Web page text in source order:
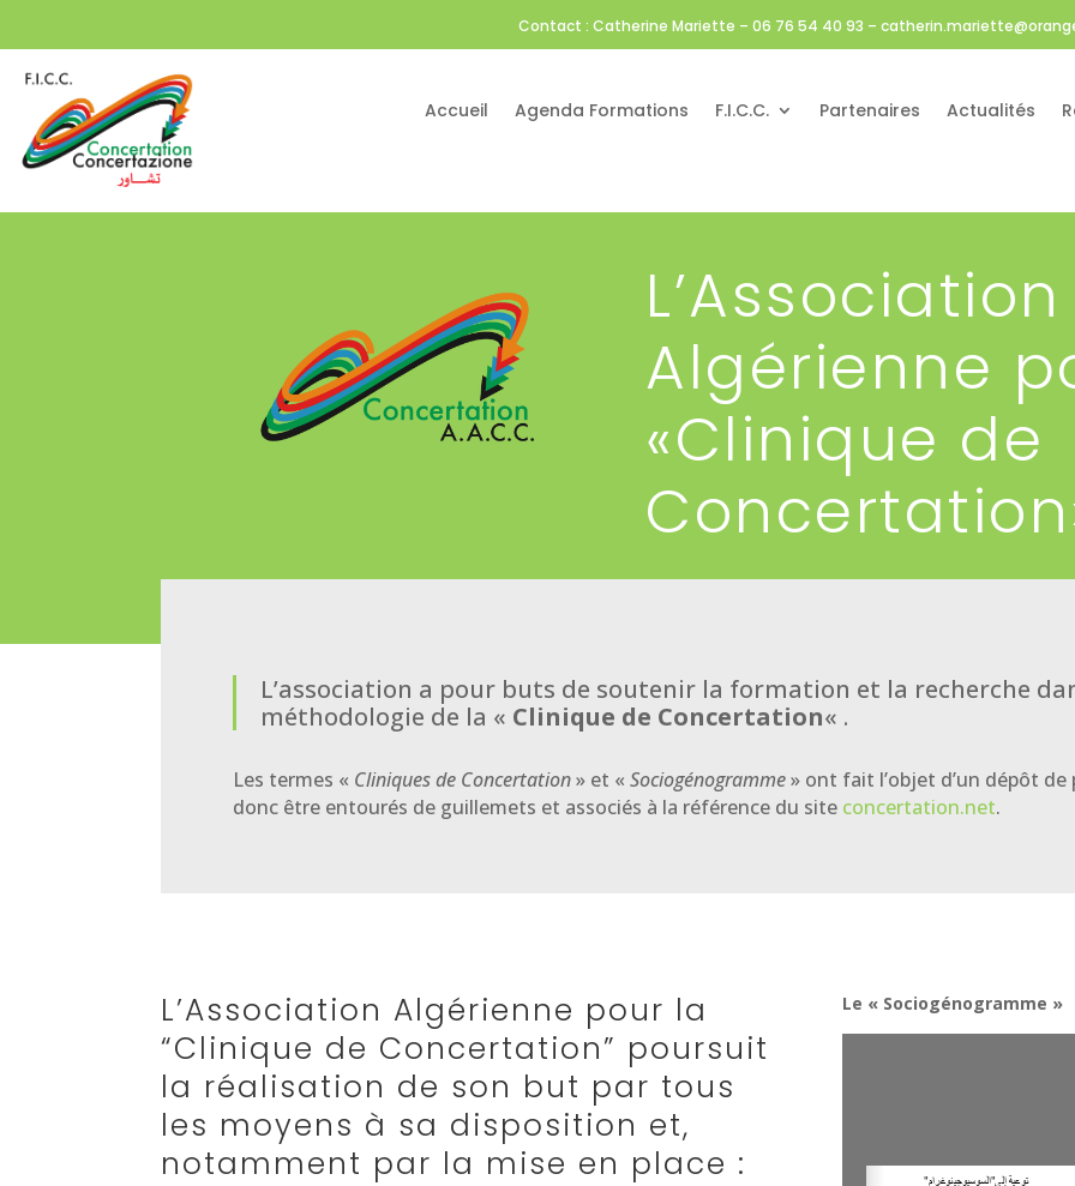
Contact : Catherine Mariette – 06 76 54 40 93 –
Accueil Agenda Formations F.I.C.C. Partenaires Actualités
L’Association
Algérienne
«Clinique de
L’association a pour buts de soutenir la formation et la recherche
méthodologie de la « Clinique de Concertation« .
Les termes « Cliniques de Concertation» et «Sociogénogramme» ont fait l’objet d’un dépôt
donc être entourés de guillemets et associés à la référence du site concertation.net.
L’Association Algérienne pour la
“Clinique de Concertation” poursuit
la réalisation de son but par tous
les moyens à sa disposition et,
notamment par la mise en place :
Le « Sociogénogramme »